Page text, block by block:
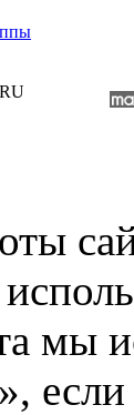
мы
если